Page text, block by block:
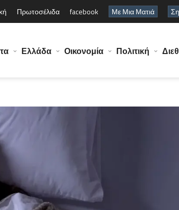
Πρωτοσέλιδα facebook Με Μια Ματιά
Ελλάδα Οικονομία Πολιτική